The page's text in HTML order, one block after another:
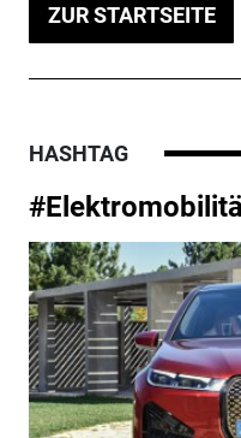
ZUR STARTSEITE
HASHTAG